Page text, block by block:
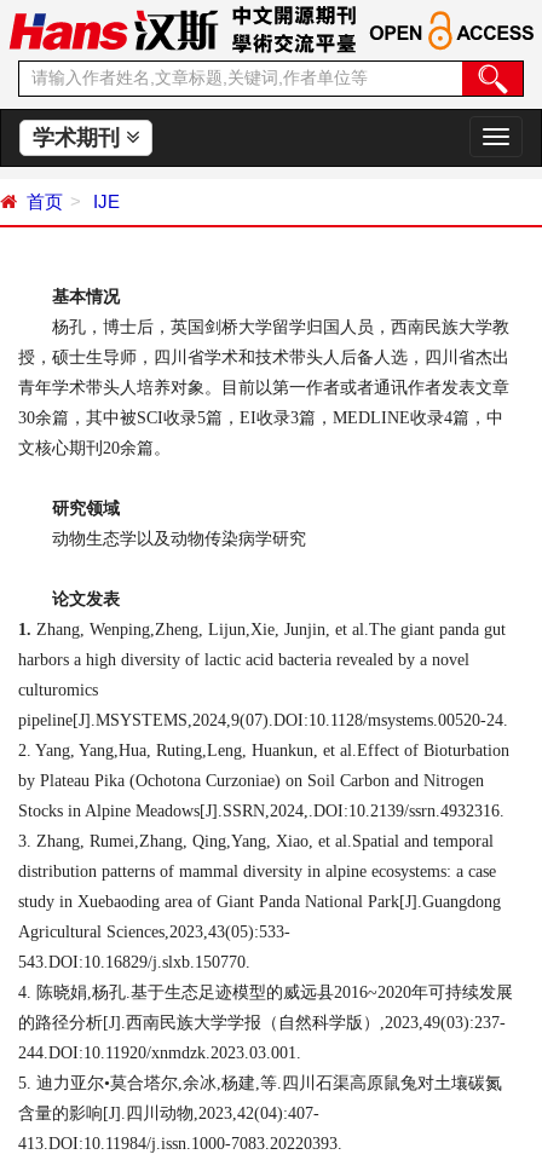
学术期刊
切
换
首页 IJE
基本情况
杨孔，博士后，英国剑桥大学留学归国人员，西南民族大学教
授，硕士生导师，四川省学术和技术带头人后备人选，四川省杰出
青年学术带头人培养对象。目前以第一作者或者通讯作者发表文章
30余篇，其中被SCI收录5篇， EI收录3篇， MEDLINE收录4篇，中
文核心期刊 20余篇。
研究领域
动物生态学以及动物传染病学研究
论文发表
1. Zhang, Wenping,Zheng, Lijun,Xie, Junjin, et al.The giant panda gut
harbors a high diversity of lactic acid bacteria revealed by a novel
culturomics
pipeline[J].MSYSTEMS,2024,9(07).DOI:10.1128/msystems.00520-24.
2. Yang, Yang,Hua, Ruting,Leng, Huankun, et al.Effect of Bioturbation
by Plateau Pika (Ochotona Curzoniae) on Soil Carbon and Nitrogen
Stocks in Alpine Meadows[J].SSRN,2024,.DOI:10.2139/ssrn.4932316.
3. Zhang, Rumei,Zhang, Qing,Yang, Xiao, et al.Spatial and temporal
distribution patterns of mammal diversity in alpine ecosystems: a case
study in Xuebaoding area of Giant Panda National Park[J].Guangdong
Agricultural Sciences,2023,43(05):533-
543.DOI:10.16829/j.slxb.150770.
4. 陈晓娟,杨孔.基于生态足迹模型的威远县2016~2020年可持续发展
的路径分析[J].西南民族大学学报（自然科学版）,2023,49(03):237-
244.DOI:10.11920/xnmdzk.2023.03.001.
5. 迪力亚尔•莫合塔尔,余冰,杨建,等.四川石渠高原鼠兔对土壤碳氮
含量的影响[J].四川动物,2023,42(04):407-
413.DOI:10.11984/j.issn.1000-7083.20220393.